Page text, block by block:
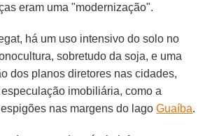
eram uma "modernização".
há um uso intensivo do solo no
sobretudo da soja, e uma
dos planos diretores nas cidades,
imobiliária, como a
nas margens do lagoGuaíba.